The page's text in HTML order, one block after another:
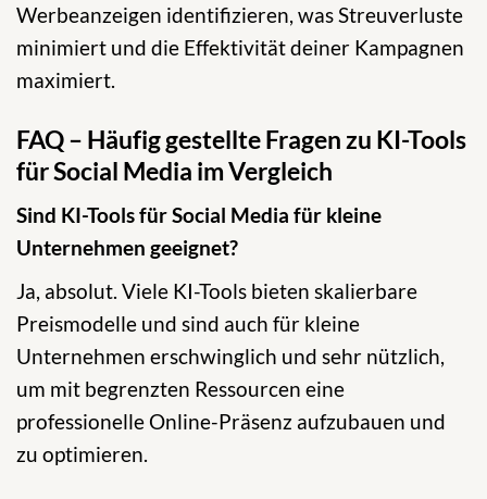
Werbeanzeigen identifizieren, was Streuverluste
minimiert und die Effektivität deiner Kampagnen
maximiert.
FAQ – Häufig gestellte Fragen zu KI-Tools
für Social Media im Vergleich
Sind KI-Tools für Social Media für kleine
Unternehmen geeignet?
Ja, absolut. Viele KI-Tools bieten skalierbare
Preismodelle und sind auch für kleine
Unternehmen erschwinglich und sehr nützlich,
um mit begrenzten Ressourcen eine
professionelle Online-Präsenz aufzubauen und
zu optimieren.